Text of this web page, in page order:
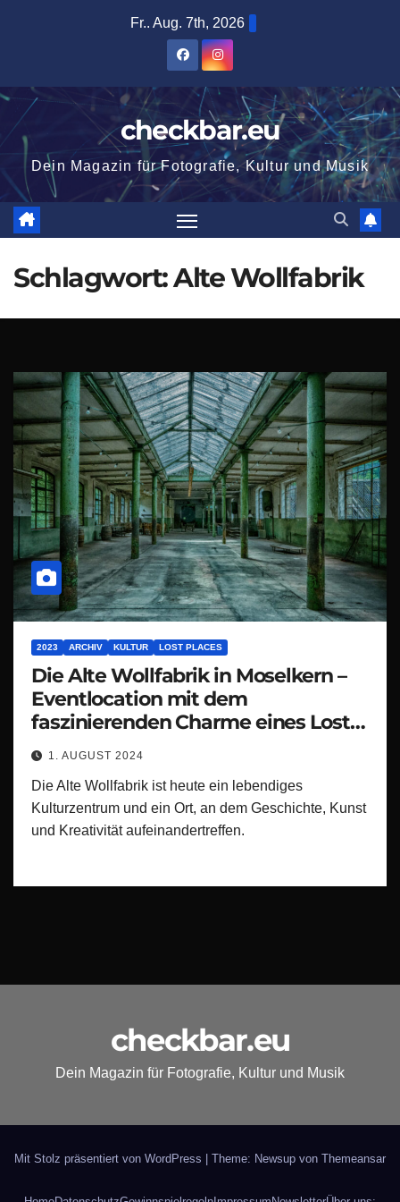
Fr.. Aug. 7th, 2026
checkbar.eu
Dein Magazin für Fotografie, Kultur und Musik
Schlagwort:Alte Wollfabrik
2023 ARCHIV KULTUR LOST PLACES
Die Alte Wollfabrik in Moselkern –
Eventlocation mit dem
faszinierenden Charme eines Lost
Place
1. AUGUST 2024
Die Alte Wollfabrik ist heute ein lebendiges
Kulturzentrum und ein Ort, an dem Geschichte, Kunst
und Kreativität aufeinandertreffen.
checkbar.eu
Dein Magazin für Fotografie, Kultur und Musik
Mit Stolz präsentiert von WordPress Theme: Newsup von Themeansar